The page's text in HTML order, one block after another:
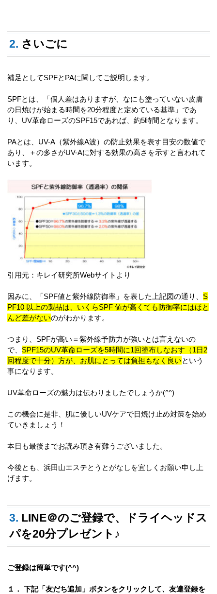
2. さいごに
補足としてSPFとPAに関してご説明します。
SPFとは、「個人差はありますが、なにも塗っていない皮膚
の日焼けが始まる時間を20分程度と定めている基準」であ
り、UV革命ローズのSPF15であれば、約5時間となります。
PAとは、UV-A（紫外線A波）の防止効果を表す目安の数値で
あり、＋の多さがUV-Aに対する効果の高さを示すと言われて
います。
引用元：キレイ研究所Webサイトより
因みに、「SPF値と紫外線防御率」を表した上記図の通り、 S
PF10 以上の製品は、いくらSPF 値が高くても防御率にはほと
んど差がないのがわかります。
つまり、SPFが高い＝紫外線予防力が強いとは言えないの
で、 SPF15のUV革命ローズを5時間に1回塗布しなおす（1日2
回程度で十分）方が、お肌にとっては負担もなく良いという
事になります。
UV革命ローズの魅力は伝わりましたでしょうか(^^)
この機会に是非、肌に優しいUVケアで日焼け止め対策を始め
ていきましょう！
本日も最後までお読み頂き有難うございました。
今後とも、浜田山エステとうとがなしを宜しくお願い申し上
げます。
3. LINE＠のご登録で、ドライヘッドス
パを20分プレゼント♪
ご登録は簡単です(^^)
１． 下記「友だち追加」ボタンをクリックして、友達登録を